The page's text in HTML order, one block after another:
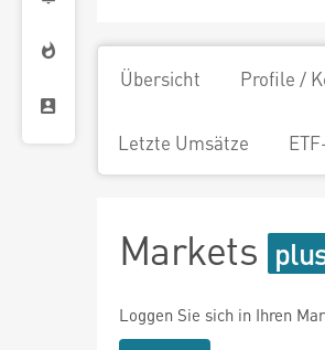
Übersicht Profile /
Letzte Umsätze
Markets
Loggen Sie sich in Ihren